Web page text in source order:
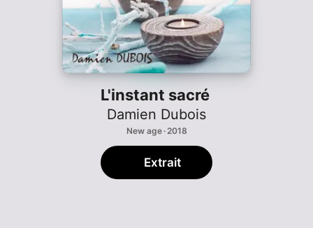
L'instant sacré
Damien Dubois
New age · 2018
Extrait